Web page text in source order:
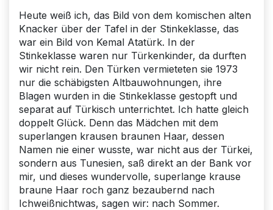
Heute weiß ich, das Bild von dem komischen alten
Knacker über der Tafel in der Stinkeklasse, das
war ein Bild von Kemal Atatürk. In der
Stinkeklasse waren nur Türkenkinder, da durften
wir nicht rein. Den Türken vermieteten sie 1973
nur die schäbigsten Altbauwohnungen, ihre
Blagen wurden in die Stinkeklasse gestopft und
separat auf Türkisch unterrichtet. Ich hatte gleich
doppelt Glück. Denn das Mädchen mit dem
superlangen krausen braunen Haar, dessen
Namen nie einer wusste, war nicht aus der Türkei,
sondern aus Tunesien, saß direkt an der Bank vor
mir, und dieses wundervolle, superlange krause
braune Haar roch ganz bezaubernd nach
Ichweißnichtwas, sagen wir: nach Sommer.